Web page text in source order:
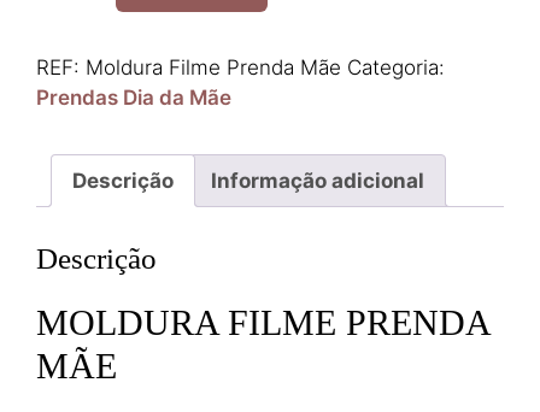
Prenda
Mãe
REF: Moldura Filme Prenda Mãe Categoria:
Prendas Dia da Mãe
Descrição Informação adicional
Descrição
MOLDURA FILME PRENDA
MÃE